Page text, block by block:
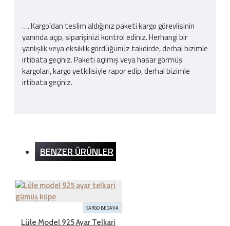
…. Kargo‘dan teslim aldığınız paketi kargo görevlisinin
yanında açıp, siparişinizi kontrol ediniz. Herhangi bir
yanlışlık veya eksiklik gördüğünüz takdirde, derhal bizimle
irtibata geçiniz. Paketi açılmış veya hasar görmüş
kargoları, kargo yetkilisiyle rapor edip, derhal bizimle
irtibata geçiniz.
İnternet sitemizden yapılan bütün alışverişlerde 200TL
dışında hiçbir ücret ödemezsiniz.
İADE ŞARTLARI
BENZER ÜRÜNLER
KARGO BEDAVA
Lüle Model 925 Ayar Telkari